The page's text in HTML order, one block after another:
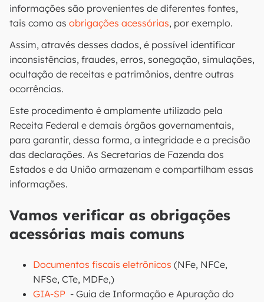
informações são provenientes de diferentes fontes,
tais como as obrigações acessórias, por exemplo.
Assim, através desses dados, é possível identificar
inconsistências, fraudes, erros, sonegação, simulações,
ocultação de receitas e patrimônios, dentre outras
ocorrências.
Este procedimento é amplamente utilizado pela
Receita Federal e demais órgãos governamentais,
para garantir, dessa forma, a integridade e a precisão
das declarações. As Secretarias de Fazenda dos
Estados e da União armazenam e compartilham essas
informações.
Vamos verificar as obrigações
acessórias mais comuns
Documentos fiscais eletrônicos (NFe, NFCe,
NFSe, CTe, MDFe,)
GIA-SP - Guia de Informação e Apuração do